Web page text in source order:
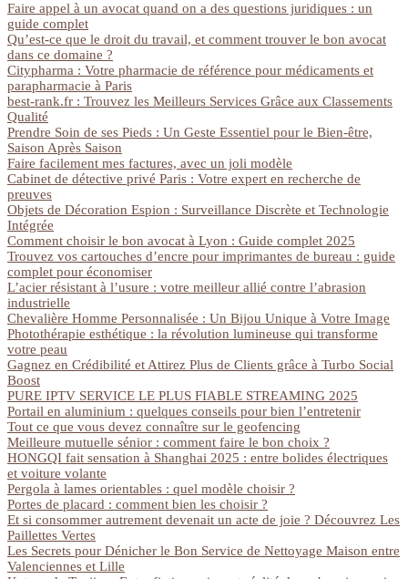
Faire appel à un avocat quand on a des questions juridiques : un
guide complet
Qu’est-ce que le droit du travail, et comment trouver le bon avocat
dans ce domaine ?
Citypharma : Votre pharmacie de référence pour médicaments et
parapharmacie à Paris
best-rank.fr : Trouvez les Meilleurs Services Grâce aux Classements
Qualité
Prendre Soin de ses Pieds : Un Geste Essentiel pour le Bien-être,
Saison Après Saison
Faire facilement mes factures, avec un joli modèle
Cabinet de détective privé Paris : Votre expert en recherche de
preuves
Objets de Décoration Espion : Surveillance Discrète et Technologie
Intégrée
Comment choisir le bon avocat à Lyon : Guide complet 2025
Trouvez vos cartouches d’encre pour imprimantes de bureau : guide
complet pour économiser
L’acier résistant à l’usure : votre meilleur allié contre l’abrasion
industrielle
Chevalière Homme Personnalisée : Un Bijou Unique à Votre Image
Photothérapie esthétique : la révolution lumineuse qui transforme
votre peau
Gagnez en Crédibilité et Attirez Plus de Clients grâce à Turbo Social
Boost
PURE IPTV SERVICE LE PLUS FIABLE STREAMING 2025
Portail en aluminium : quelques conseils pour bien l’entretenir
Tout ce que vous devez connaître sur le geofencing
Meilleure mutuelle sénior : comment faire le bon choix ?
HONGQI fait sensation à Shanghai 2025 : entre bolides électriques
et voiture volante
Pergola à lames orientables : quel modèle choisir ?
Portes de placard : comment bien les choisir ?
Et si consommer autrement devenait un acte de joie ? Découvrez Les
Paillettes Vertes
Les Secrets pour Dénicher le Bon Service de Nettoyage Maison entre
Valenciennes et Lille